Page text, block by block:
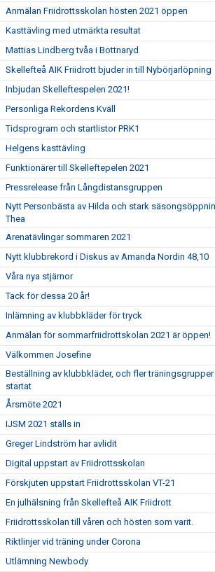
Anmälan Friidrottsskolan hösten 2021 öppen
Kasttävling med utmärkta resultat
Mattias Lindberg tvåa i Bottnaryd
Skellefteå AIK Friidrott bjuder in till Nybörjarlöpning
Inbjudan Skelleftespelen 2021!
Personliga Rekordens Kväll
Tidsprogram och startlistor PRK1
Helgens kasttävling
Funktionärer till Skelleftepelen 2021
Pressrelease från Långdistansgruppen
Nytt Personbästa av Hilda och stark
Thea
Arenatävlingar sommaren 2021
Nytt klubbrekord i Diskus av Amanda Nordin 48,10
Våra nya stjärnor
Tack för dessa 20 år!
Inlämning av klubbkläder för tryck
Anmälan för sommarfriidrottskolan 2021 är öppen!
Välkommen Josefine
Beställning av klubbkläder, och fler träningsgrupper
startat
Årsmöte 2021
IJSM 2021 ställs in
Greger Lindström har avlidit
Digital uppstart av Friidrottsskolan
Förskjuten uppstart Friidrottsskolan VT-21
En julhälsning från Skellefteå AIK Friidrott
Friidrottsskolan till våren och hösten som varit.
Riktlinjer vid träning under Corona
Utlämning Newbody